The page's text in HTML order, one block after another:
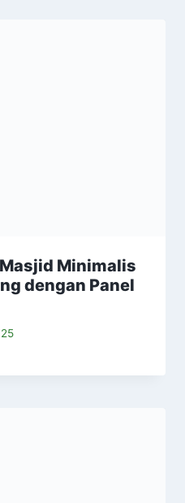
Minimalis
dengan Panel